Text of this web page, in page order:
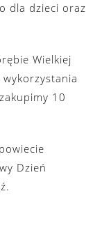
dla dzieci oraz
Wielkiej
10
Dzień